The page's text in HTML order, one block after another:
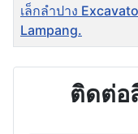
เล็กลำปาง
Lampang.
ติดต่อ